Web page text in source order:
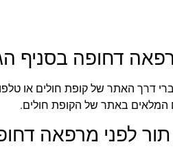
דחופה בסניף
דרך האתר של קופת חולים או
המלאים באתר של הקופת חולים.
לפני מרפאה